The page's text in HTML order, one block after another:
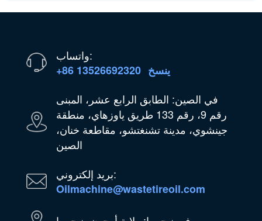
واتساب:
+86 13526692320 ينسخ
في الصين: الطابق الرابع عشر، المبنى
رقم 9، رقم 133 طريق ياوزهاي، منطقة
جينشوي، مدينة تشنغتشو، مقاطعة خنان،
الصين
بريد إلكتروني:
Oilmachine@wastetireoil.com